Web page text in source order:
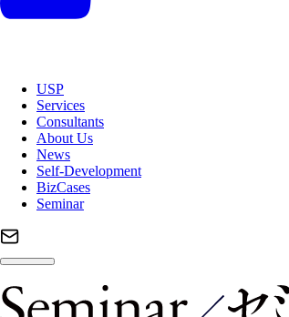
USP
Services
Consultants
About Us
News
Self-Development
BizCases
Seminar